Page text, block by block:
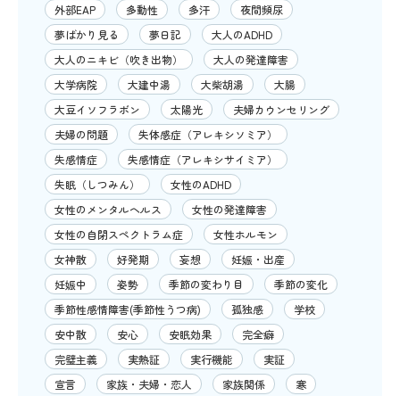
外部EAP
多動性 多汗
夜間頻尿
夢ばかり見る
夢日記
大人のADHD
大人のニキビ（吹き出物）
大人の発達障害
大学病院
大建中湯 大柴胡湯
大腸
大豆イソフラボン
太陽光
夫婦カウンセリング
夫婦の問題
失体感症（アレキシソミア）
失感情症
失感情症（アレキシサイミア）
失眠（しつみん）
女性のADHD
女性のメンタルヘルス
女性の発達障害
女性の自閉スペクトラム症
女性ホルモン
女神散
好発期 妄想
妊娠・出産
妊娠中
姿勢 季節の変わり目
季節の変化
季節性感情障害(季節性うつ病)
孤独感
学校
安中散
安心 安眠効果
完全癖
完璧主義
実熱証 実行機能
実証
宣言
家族・夫婦・恋人 家族関係
寒